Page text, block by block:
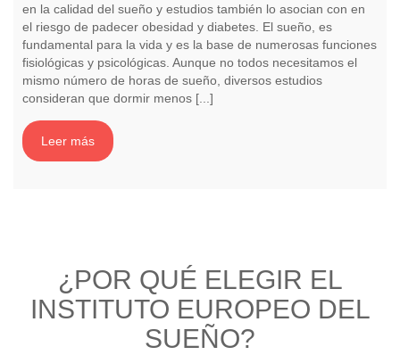
en la calidad del sueño y estudios también lo asocian con en
el riesgo de padecer obesidad y diabetes. El sueño, es
fundamental para la vida y es la base de numerosas funciones
fisiológicas y psicológicas. Aunque no todos necesitamos el
mismo número de horas de sueño, diversos estudios
consideran que dormir menos [...]
Leer más
¿POR QUÉ ELEGIR EL
INSTITUTO EUROPEO DEL
SUEÑO?